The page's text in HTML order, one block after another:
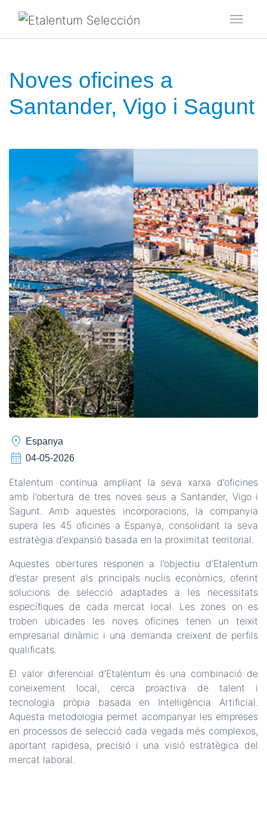
Noves oficines a
Santander, Vigo i Sagunt
location_on Espanya
calendar_month 04-05-2026
Etalentum continua ampliant la seva xarxa d’oficines
amb l’obertura de tres noves seus a Santander, Vigo i
Sagunt. Amb aquestes incorporacions, la companyia
supera les 45 oficines a Espanya, consolidant la seva
estratègia d’expansió basada en la proximitat territorial.
Aquestes obertures responen a l’objectiu d’Etalentum
d’estar present als principals nuclis econòmics, oferint
solucions de selecció adaptades a les necessitats
específiques de cada mercat local. Les zones on es
troben ubicades les noves oficines tenen un teixit
empresarial dinàmic i una demanda creixent de perfils
qualificats.
El valor diferencial d’Etalentum és una combinació de
coneixement local, cerca proactiva de talent i
tecnologia pròpia basada en Intel·ligència Artificial.
Aquesta metodologia permet acompanyar les empreses
en processos de selecció cada vegada més complexos,
aportant rapidesa, precisió i una visió estratègica del
mercat laboral.